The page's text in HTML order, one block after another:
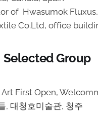
of Hwasumok
Co.Ltd, office
Selected Group
First Open,
대청호미술관, 청주